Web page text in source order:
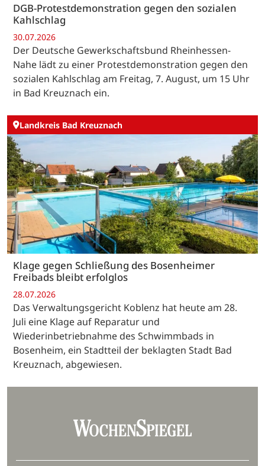
DGB-Protestdemonstration gegen den sozialen
Kahlschlag
30.07.2026
Der Deutsche Gewerkschaftsbund Rheinhessen-
Nahe lädt zu einer Protestdemonstration gegen den
sozialen Kahlschlag am Freitag, 7. August, um 15 Uhr
in Bad Kreuznach ein.
Landkreis Bad Kreuznach
Klage gegen Schließung des Bosenheimer
Freibads bleibt erfolglos
28.07.2026
Das Verwaltungsgericht Koblenz hat heute am 28.
Juli eine Klage auf Reparatur und
Wiederinbetriebnahme des Schwimmbads in
Bosenheim, ein Stadtteil der beklagten Stadt Bad
Kreuznach, abgewiesen.